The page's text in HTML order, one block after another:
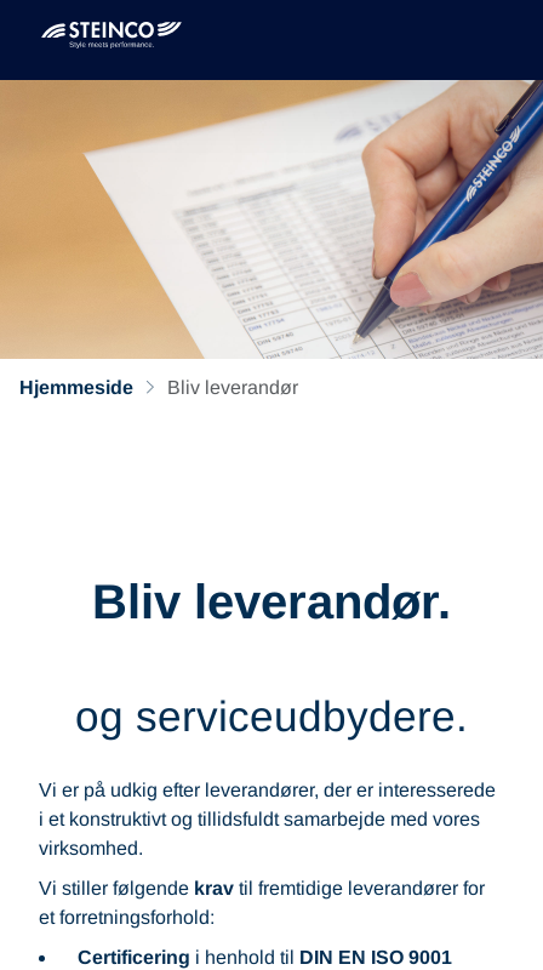
Hjemmeside Bliv leverandør
Bliv leverandør.
og serviceudbydere.
Vi er på udkig efter leverandører, der er interesserede
i et konstruktivt og tillidsfuldt samarbejde med vores
virksomhed.
Vi stiller følgende krav til fremtidige leverandører for
et forretningsforhold:
Certificering i henhold til DIN EN ISO 9001